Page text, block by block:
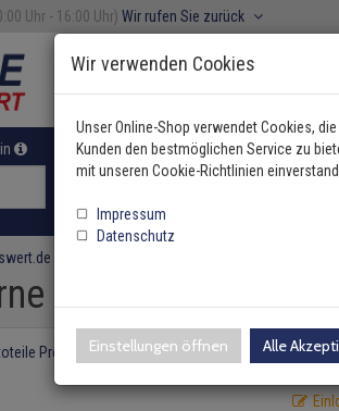
Uhr - 16:00 Uhr) Wir rufen Sie zurück
oder Fahrzeugtyp manuell wählen
Suzuki Swift 3 1,3
Wir verwenden Cookies
Unser Online-Shop verwendet Cookies,
Kunden den bestmöglichen Service zu
mit unseren Cookie-Richtlinien
Impressum
Datenschutz
Einstellungen öffnen Alle